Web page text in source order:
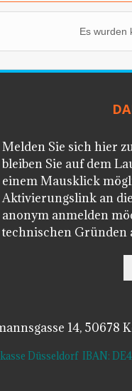
Es wurden
Melden Sie sich hier
bleiben Sie auf dem
einem Mausklick
Aktivierungslink an
anonym anmelden
technischen Gründen
14, 50678
Düsseldorf IBAN: